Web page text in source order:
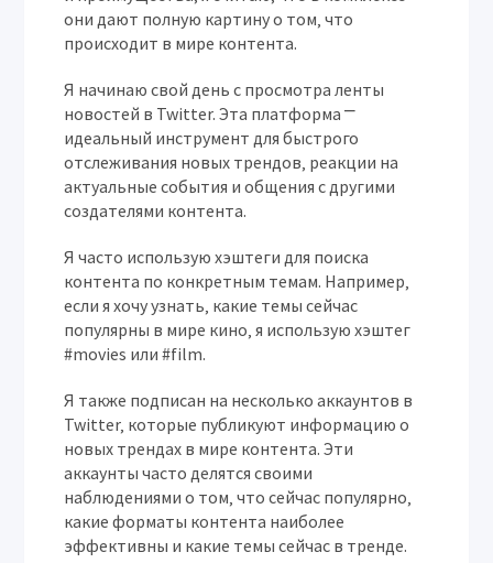
они дают полную картину о том‚ что
происходит в мире контента.
Я начинаю свой день с просмотра ленты
новостей в Twitter. Эта платформа ⎻
идеальный инструмент для быстрого
отслеживания новых трендов‚ реакции на
актуальные события и общения с другими
создателями контента.
Я часто использую хэштеги для поиска
контента по конкретным темам. Например‚
если я хочу узнать‚ какие темы сейчас
популярны в мире кино‚ я использую хэштег
#movies или #film.
Я также подписан на несколько аккаунтов в
Twitter‚ которые публикуют информацию о
новых трендах в мире контента. Эти
аккаунты часто делятся своими
наблюдениями о том‚ что сейчас популярно‚
какие форматы контента наиболее
эффективны и какие темы сейчас в тренде.